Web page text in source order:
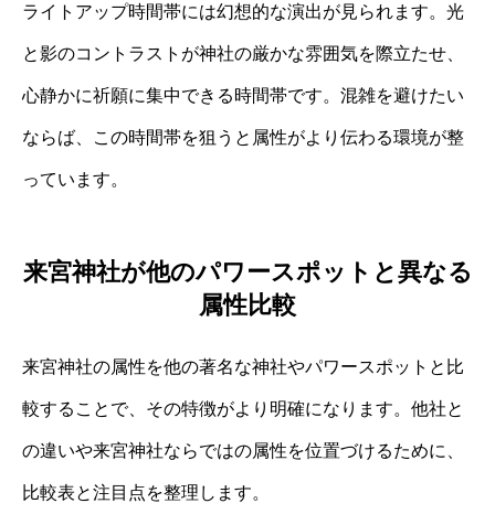
ライトアップ時間帯には幻想的な演出が見られます。光
と影のコントラストが神社の厳かな雰囲気を際立たせ、
心静かに祈願に集中できる時間帯です。混雑を避けたい
ならば、この時間帯を狙うと属性がより伝わる環境が整
っています。
来宮神社が他のパワースポットと異なる
属性比較
来宮神社の属性を他の著名な神社やパワースポットと比
較することで、その特徴がより明確になります。他社と
の違いや来宮神社ならではの属性を位置づけるために、
比較表と注目点を整理します。